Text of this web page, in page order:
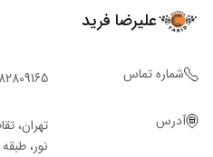
علیرضا فرید
شماره تماس
آدرس
تهران،
نور، طبقه